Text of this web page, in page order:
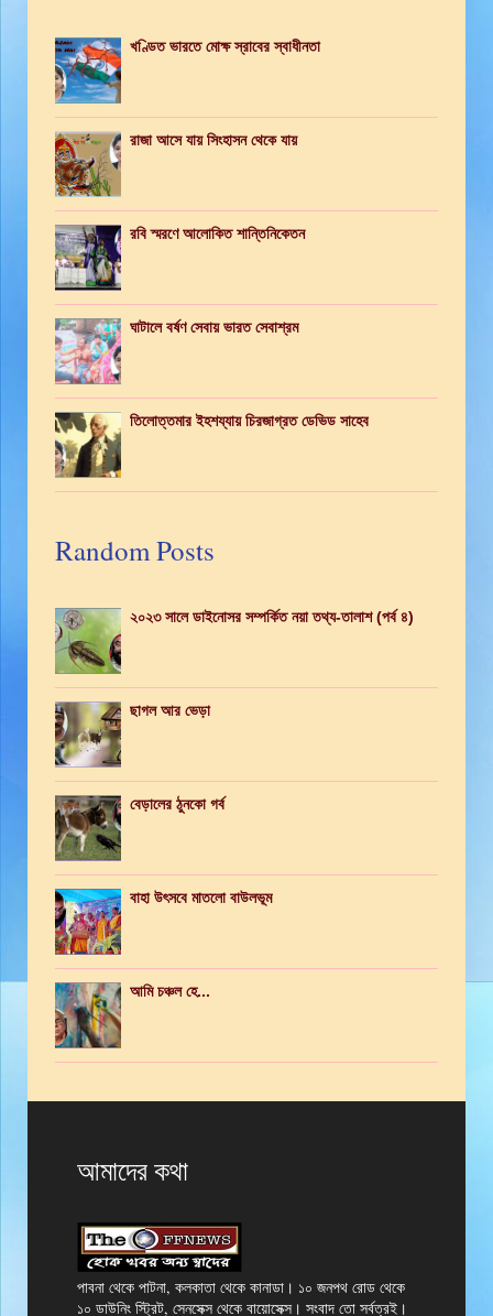
খণ্ডিত ভারতে মোক্ষ স্রাবের স্বাধীনতা
রাজা আসে যায় সিংহাসন থেকে যায়
রবি স্মরণে আলোকিত শান্তিনিকেতন
ঘাটালে বর্ষণ সেবায় ভারত সেবাশ্রম
তিলোত্তমার ইহশয্যায় চিরজাগ্রত ডেভিড সাহেব
Random Posts
২০২৩ সালে ডাইনোসর সম্পর্কিত নয়া তথ্য-তালাশ (পর্ব ৪)
ছাগল আর ভেড়া
বেড়ালের ঠুনকো গর্ব
বাহা উৎসবে মাতলো বাউলভূম
আমি চঞ্চল হে...
আমাদের কথা
পাবনা থেকে পাটনা, কলকাতা থেকে কানাডা। ১০ জনপথ রোড থেকে
১০ ডাউনিং স্ট্রিট, সেনসেক্স থেকে বায়োসেক্স। সংবাদ তো সর্বত্রই।